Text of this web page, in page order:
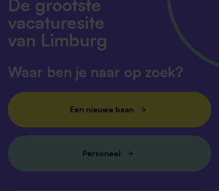
vacaturesite
van Limburg
Waar ben je naar op zoek?
Een nieuwe baan
Personeel